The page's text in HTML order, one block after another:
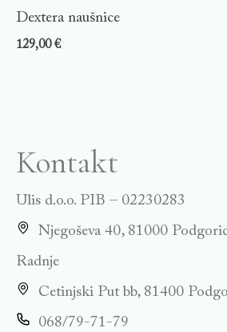
Dextera naušnice
129,00€
Kontakt
Ulis d.o.o. PIB – 02230283
Njegoševa 40, 81000
Radnje
Cetinjski Put bb, 81400
068/79-71-79